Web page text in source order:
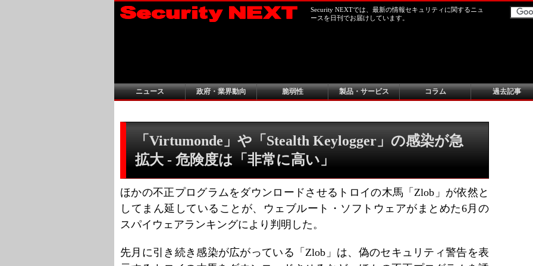
Security NEXTでは、最新の情報セキュリティに関するニュ
ースを日刊でお届けしています。
ニュース 政府・業界動向 脆弱性 製品・サービス コラム 過去記事
「Virtumonde」や「Stealth Keylogger」の感染が急
拡大 - 危険度は「非常に高い」
ほかの不正プログラムをダウンロードさせるトロイの木馬「Zlob」が依然と
してまん延していることが、ウェブルート・ソフトウェアがまとめた6月の
スパイウェアランキングにより判明した。
先月に引き続き感染が広がっている「Zlob」は、偽のセキュリティ警告を表